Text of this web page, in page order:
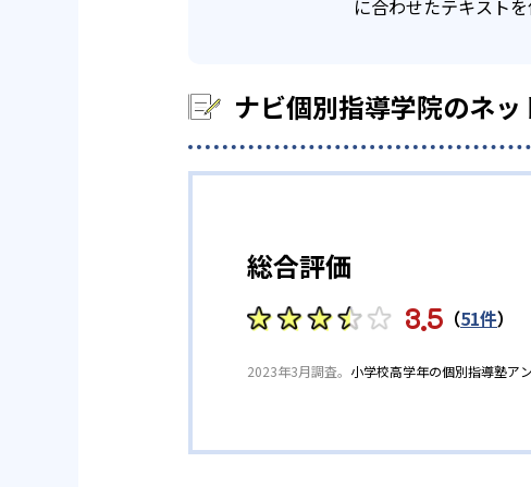
に合わせたテキスト
ナビ個別指導学院のネ
総合評価
3.5 （51件）
2023年3月調査。 小学校高学年の個別指導塾ア